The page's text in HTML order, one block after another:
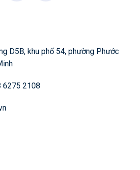
D5B, khu phố 54, phường Phước
6275 2108